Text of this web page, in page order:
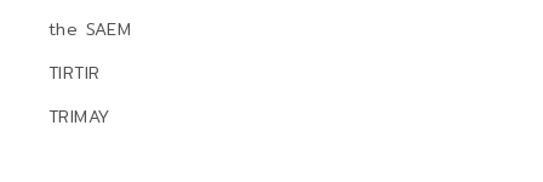
the SAEM
TIRTIR
TRIMAY